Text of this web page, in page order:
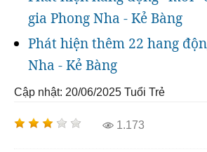
gia Phong Nha - Kẻ Bàng
Phát hiện thêm 22 hang
Nha - Kẻ Bàng
Cập nhật: 20/06/2025 Tuổi Trẻ
1.173